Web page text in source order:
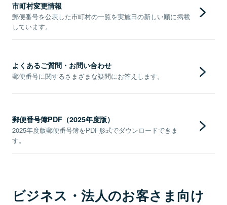
市町村変更情報
郵便番号を公表した市町村の一覧を実施日の新しい順に掲載
しています。
よくあるご質問・お問い合わせ
郵便番号に関するさまざまな疑問にお答えします。
郵便番号簿PDF（2025年度版）
2025年度版郵便番号簿をPDF形式でダウンロードできま
す。
ビジネス・法人のお客さま向け